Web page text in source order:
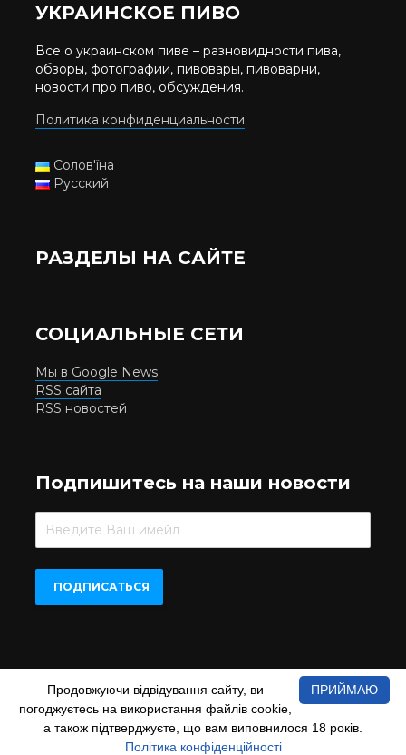
УКРАИНСКОЕ ПИВО
Все о украинском пиве – разновидности пива,
обзоры, фотографии, пивовары, пивоварни,
новости про пиво, обсуждения.
Политика конфиденциальности
Солов'їна
Русский
РАЗДЕЛЫ НА САЙТЕ
СОЦИАЛЬНЫЕ СЕТИ
Мы в Google News
RSS сайта
RSS новостей
Подпишитесь на наши новости
Beer.UA © 2016-2022
При копіюванні матеріалів з сайту обов'язкове пряме
відкрите для пошукових систем гіперпосилання на сайт
www.beer.ua
ПРИЙМАЮ
Продовжуючи відвідування сайту, ви
погоджуєтесь на використання файлів cookie,
а також підтверджуєте, що вам виповнилося 18 років.
Політика конфіденційності